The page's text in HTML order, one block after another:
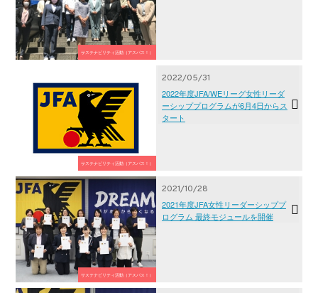
サステナビリティ活動（アスパス！）
サステナビリティ活動（アスパス！）
2022/05/31
2022年度JFA/WEリーグ女性リーダ
ーシッププログラムが6月4日からス
タート
サステナビリティ活動（アスパス！）
2021/10/28
2021年度JFA女性リーダーシッププ
ログラム 最終モジュールを開催